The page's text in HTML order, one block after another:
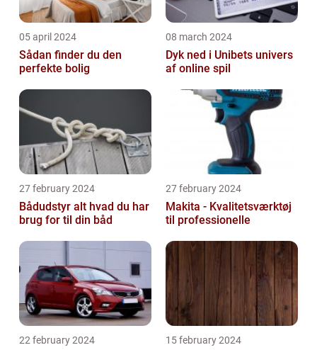
05 april 2024
Sådan finder du den
perfekte bolig
08 march 2024
Dyk ned i Unibets univers
af online spil
27 february 2024
Bådudstyr alt hvad du har
brug for til din båd
27 february 2024
Makita - Kvalitetsværktøj
til professionelle
22 february 2024 15 february 2024